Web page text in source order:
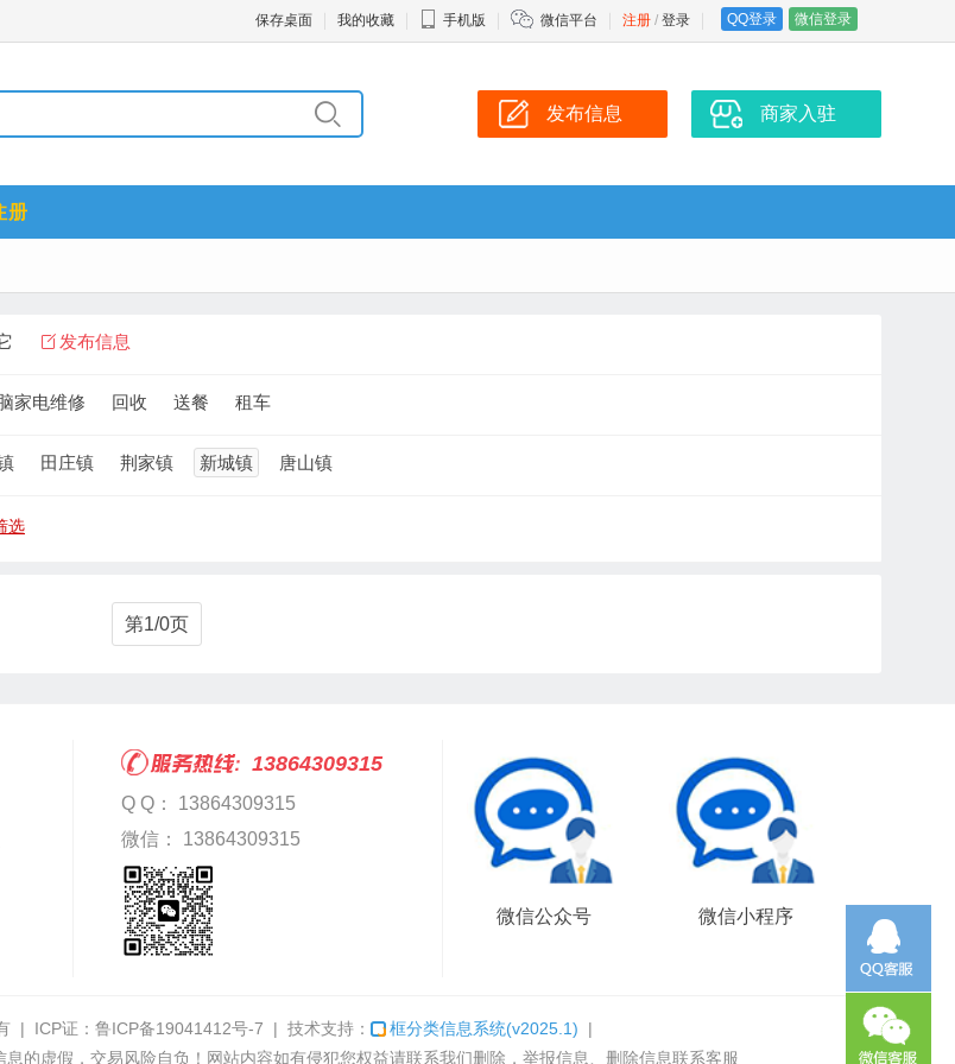
注册 / 登录 QQ登录 微信登录
保存桌面 我的收藏 手机版 微信平台
发布信息 商家入驻
册
发布信息
家电维修 回收 送餐 租车
田庄镇 荆家镇 新城镇 唐山镇
选
第1/0页
13864309315
Q Q： 13864309315
微信： 13864309315
微信公众号 微信小程序
| ICP证： 鲁ICP备19041412号-7 | 技术支持： 框分类信息系统(v2025.1) |
的虚假，交易风险自负！网站内容如有侵犯您权益请联系我们删除，举报信息、删除信息联系客服